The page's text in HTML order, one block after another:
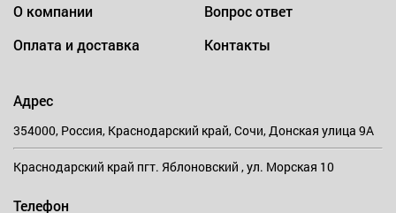
О компании
Оплата и доставка
Вопрос ответ
Контакты
Адрес
354000, Россия, Краснодарский край, Сочи, Донская улица 9А
Краснодарский край пгт. Яблоновский , ул. Морская 10
Телефон